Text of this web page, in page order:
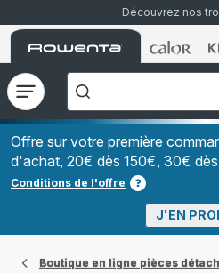
Découvrez nos
Accueil
Rowenta
Ouvrir
le
menu
recherchez-
vous
?","Aspirateurs
à
Grains","Centrales
Vapeurs","Sèche
Cheveux"]
Offre sur votre première
d'achat, 20€ dès 150€, 30€
Conditions de l'offre
J'EN
Boutique en ligne pièces